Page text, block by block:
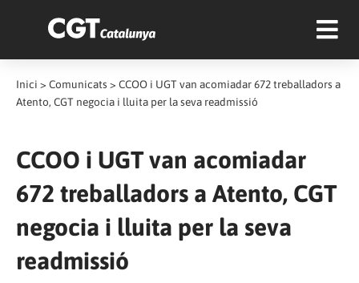
Inici > Comunicats > CCOO i UGT van acomiadar 672 treballadors a
Atento, CGT negocia i lluita per la seva readmissió
CCOO i UGT van acomiadar
672 treballadors a Atento, CGT
negocia i lluita per la seva
readmissió